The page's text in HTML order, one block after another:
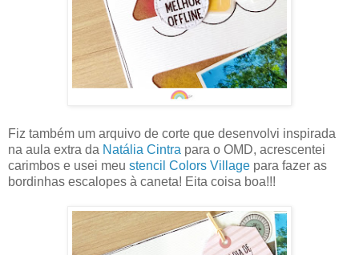
Fiz também um arquivo de corte que desenvolvi inspirada
na aula extra da Natália Cintra para o OMD, acrescentei
carimbos e usei meu stencil Colors Village para fazer as
bordinhas escalopes à caneta! Eita coisa boa!!!